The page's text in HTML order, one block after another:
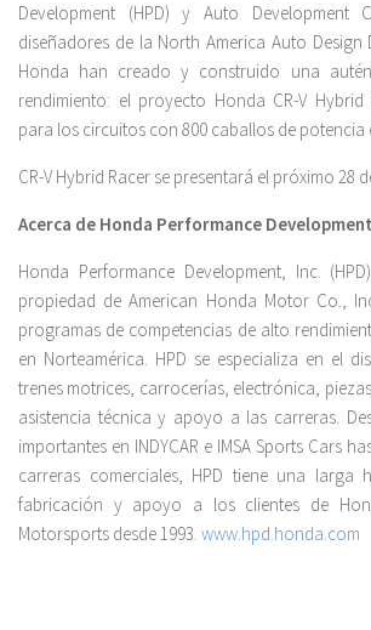
Development (HPD) y Auto Development
diseñadores de la North America Auto Design
Honda han creado y construido una
rendimiento: el proyecto Honda CR-V
para los circuitos con 800 caballos de potencia
CR-V Hybrid Racer se presentará el próximo 28
Acerca de Honda Performance Development
Honda Performance Development, Inc.
propiedad de American Honda Motor Co.,
programas de competencias de alto
en Norteamérica. HPD se especializa en el
trenes motrices, carrocerías, electrónica,
asistencia técnica y apoyo a las carreras.
importantes en INDYCAR e IMSA Sports Cars
carreras comerciales, HPD tiene una larga
fabricación y apoyo a los clientes de
Motorsports desde 1993. www.hpd.honda.com